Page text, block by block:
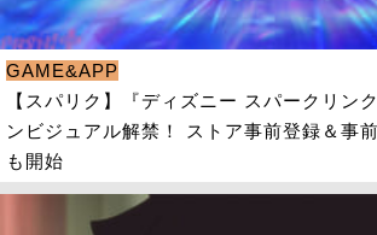
GAME&APP
【スパリク】『ディズニー スパークリン
ンビジュアル解禁！ ストア事前登録＆事
も開始